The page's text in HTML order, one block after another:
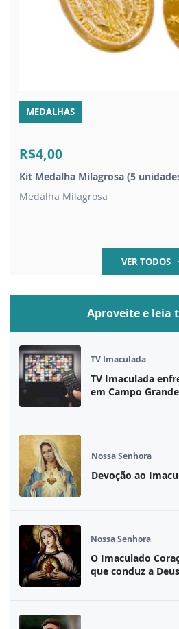
MEDALHAS
R$4,00
Kit Medalha Milagrosa (5
Medalha Milagrosa
VER TODOS
Aproveite e leia
TV Imaculada
TV Imaculada
em Campo Grande
Nossa Senhora
Devoção ao
Nossa Senhora
O Imaculado
que conduz a Deus